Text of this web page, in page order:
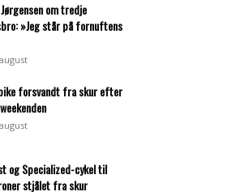
om tredje
»Jeg står på fornuftens
forsvandt fra skur efter
og Specialized-cykel til
stjålet fra skur